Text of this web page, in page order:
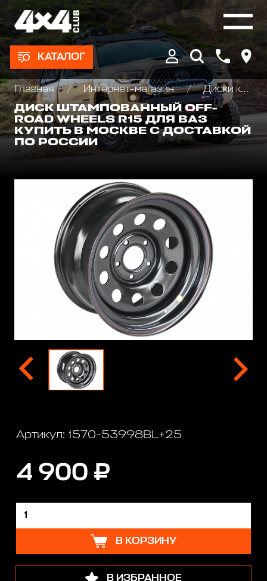
КАТАЛОГ
Главная Интернет-магазин
Диски колёсные, Проставки для изменения вылета
ДИСК ШТАМПОВАННЫЙ OFF-
ROAD WHEELS R15 ДЛЯ ВАЗ
КУПИТЬ В МОСКВЕ С ДОСТАВКОЙ
ПО РОССИИ
Артикул: 1570-53998BL+25
4 900 ₽
В КОРЗИНУ
В ИЗБРАННОЕ